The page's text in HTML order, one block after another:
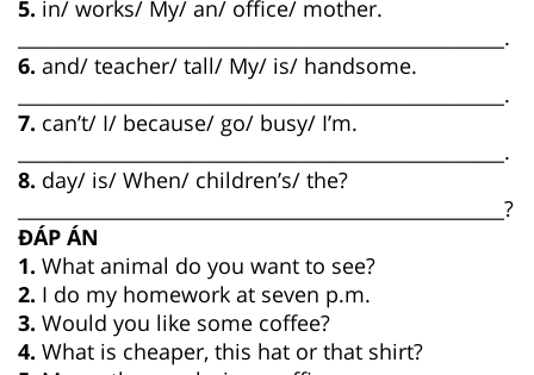
5. in/ works/ My/ an/ office/ mother.
___________________________________________________.
6. and/ teacher/ tall/ My/ is/ handsome.
___________________________________________________.
7. can’t/ I/ because/ go/ busy/ I’m.
___________________________________________________.
8. day/ is/ When/ children’s/ the?
___________________________________________________?
ĐÁP ÁN
1. What animal do you want to see?
2. I do my homework at seven p.m.
3. Would you like some coffee?
4. What is cheaper, this hat or that shirt?